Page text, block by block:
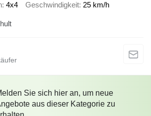
4x4 Geschwindigkeit 25 km/h
Sie sich hier an, um neue
aus dieser Kategorie zu